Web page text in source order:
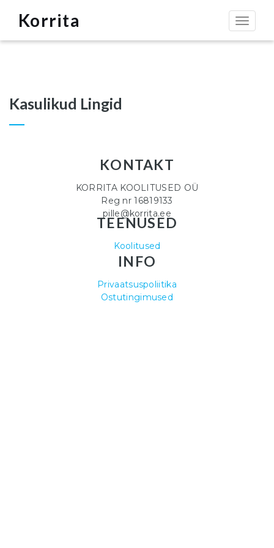
Toggle
Korrita
Kasulikud Lingid
KONTAKT
KORRITA KOOLITUSED OÜ
Reg nr 16819133
pille@korrita.ee
TEENUSED
Koolitused
INFO
Privaatsuspoliitika
Ostutingimused